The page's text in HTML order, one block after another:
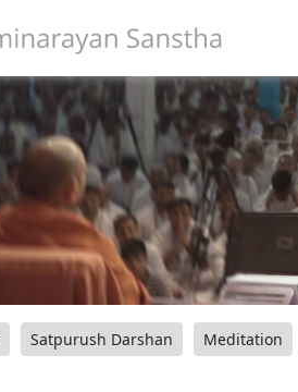
Satpurush Darshan Meditation